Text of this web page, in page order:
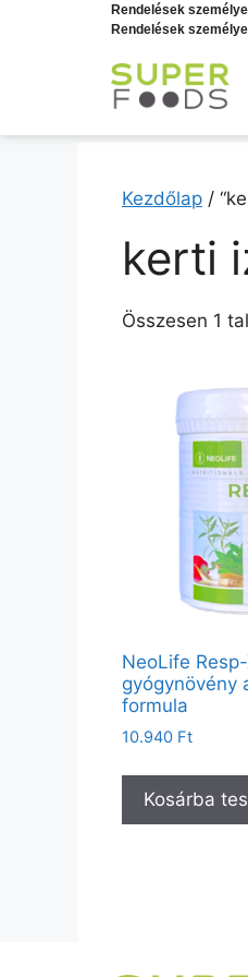
Rendelések
Rendelések
Kezdőlap /
kerti
Összesen 1
NeoLife
gyógynövény
formula
10.940 Ft
Kosárba